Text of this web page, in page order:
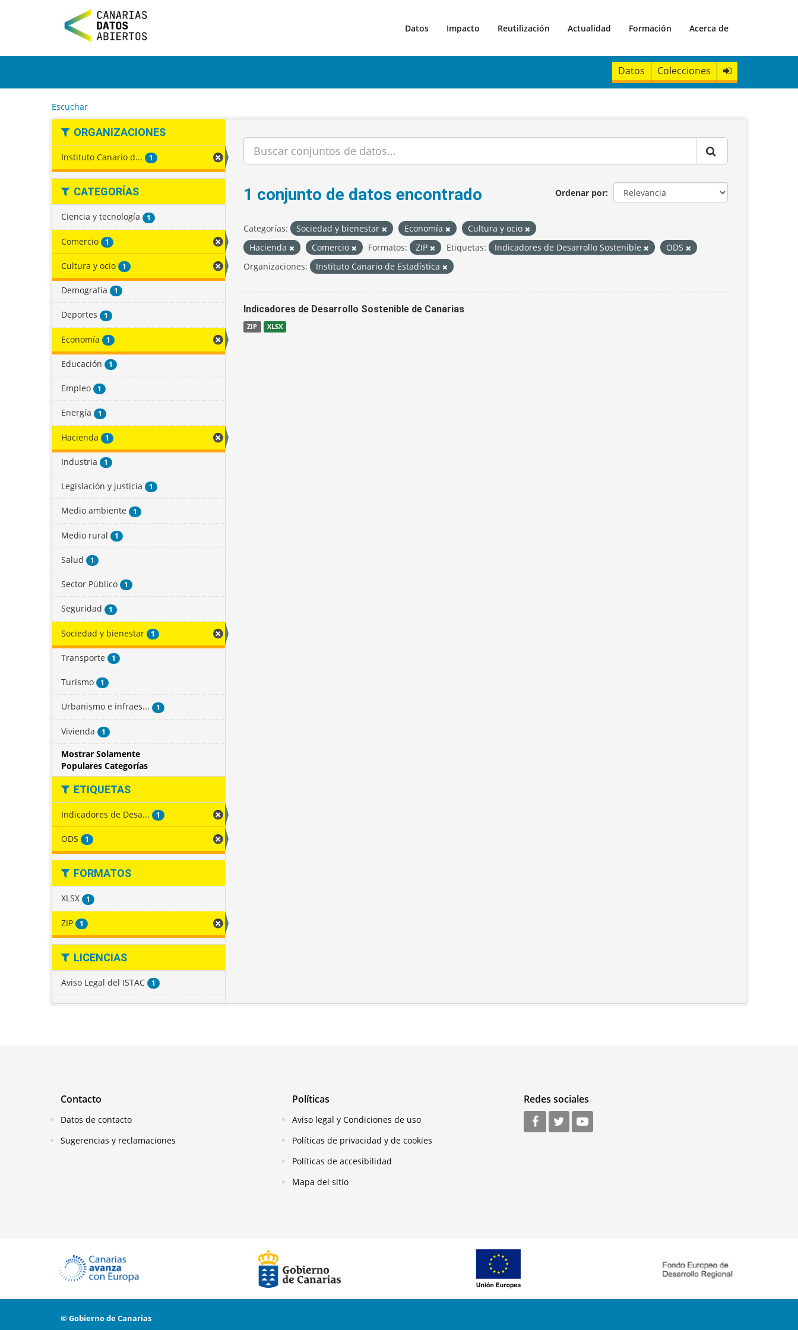
t
Datos Impacto Reutilización Actualidad Formación Acerca de
Datos Colecciones
Escuchar
ORGANIZACIONES
Instituto Canario d... 1
CATEGORÍAS
Ciencia y tecnología 1
Comercio 1
Cultura y ocio 1
Demografía 1
Deportes 1
Economía 1
Educación 1
Empleo 1
Energía 1
Hacienda 1
Industria 1
Legislación y justicia 1
Medio ambiente 1
Medio rural 1
Salud 1
Sector Público 1
Seguridad 1
Sociedad y bienestar 1
Transporte 1
Turismo 1
Urbanismo e infraes... 1
Vivienda 1
Mostrar Solamente
Populares Categorías
ETIQUETAS
Indicadores de Desa... 1
ODS 1
FORMATOS
XLSX 1
ZIP 1
LICENCIAS
Aviso Legal del ISTAC 1
Ordenar por
1 conjunto de datos encontrado
Categorías: Sociedad y bienestar Economía
Cultura y ocio
Hacienda
Comercio Formatos: ZIP Etiquetas: Indicadores de Desarrollo Sostenible
ODS
Organizaciones:
Instituto Canario de Estadística
Indicadores de Desarrollo Sostenible de Canarias
ZIP XLSX
Contacto
Datos de contacto
Sugerencias y reclamaciones
Políticas
Aviso legal y Condiciones de uso
Políticas de privacidad y de cookies
Políticas de accesibilidad
Mapa del sitio
Redes sociales
© Gobierno de Canarias